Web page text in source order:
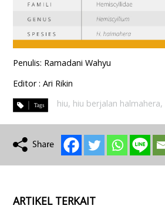
Penulis: Ramadani Wahyu
Editor : Ari Rikin
hiu, hiu berjalan halmahera,
ARTIKEL TERKAIT